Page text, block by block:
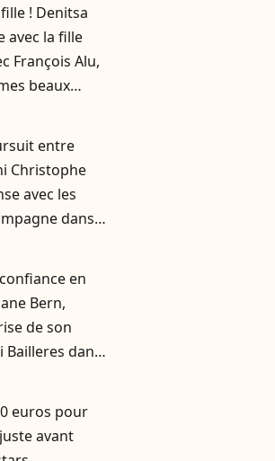
! Denitsa
avec la fille
François Alu,
beaux
entre
Christophe
avec les
dans
en
Bern,
de son
Bailleres dans
euros pour
avant